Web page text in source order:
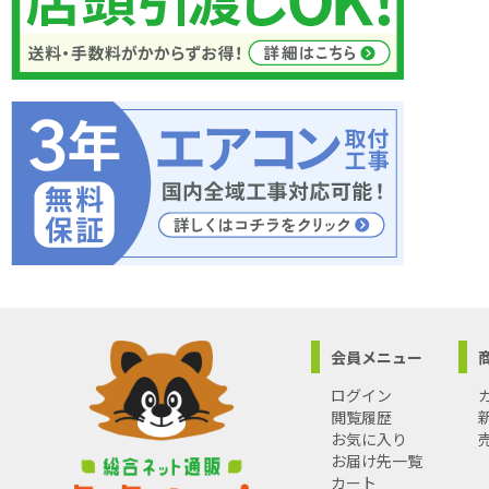
会員メニュー
ログイン
閲覧履歴
お気に入り
お届け先一覧
カート